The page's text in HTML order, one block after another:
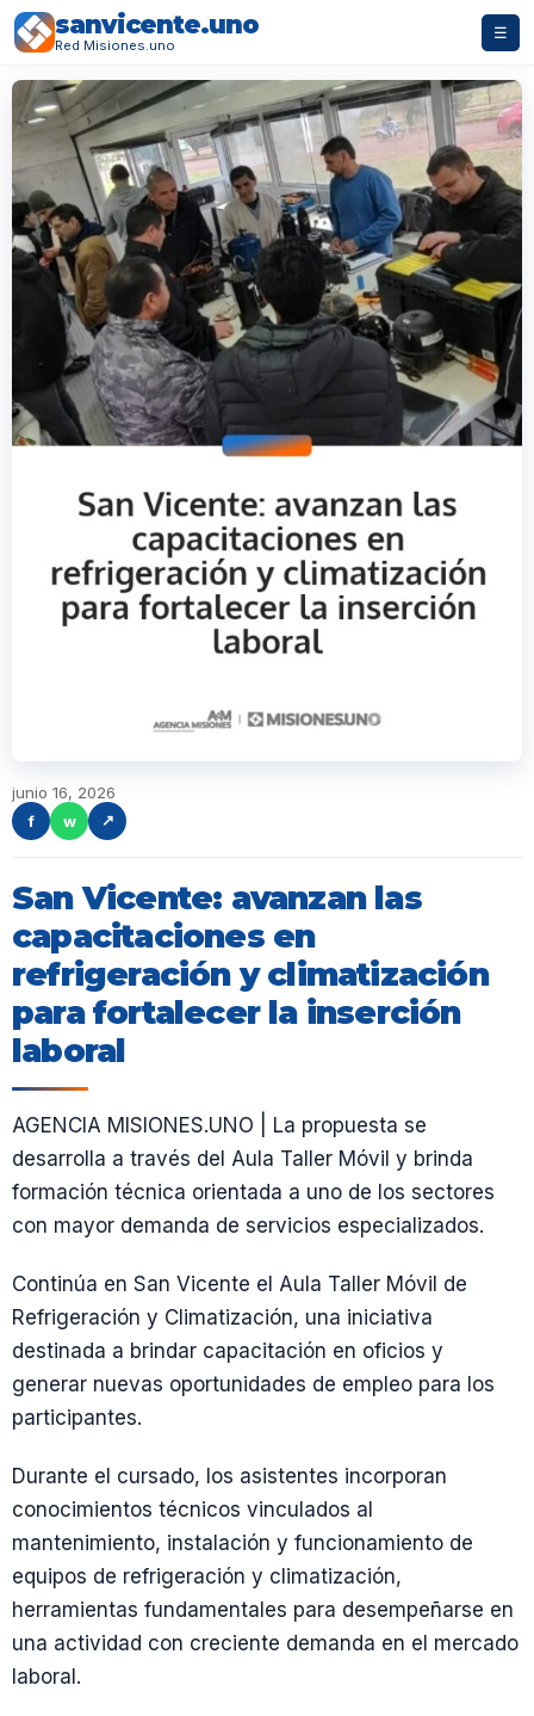
sanvicente.uno
Red Misiones.uno
☰
junio 16, 2026
f
w ↗
San Vicente: avanzan las
capacitaciones en
refrigeración y climatización
para fortalecer la inserción
laboral
AGENCIA MISIONES.UNO | La propuesta se
desarrolla a través del Aula Taller Móvil y brinda
formación técnica orientada a uno de los sectores
con mayor demanda de servicios especializados.
Continúa en San Vicente el Aula Taller Móvil de
Refrigeración y Climatización, una iniciativa
destinada a brindar capacitación en oficios y
generar nuevas oportunidades de empleo para los
participantes.
Durante el cursado, los asistentes incorporan
conocimientos técnicos vinculados al
mantenimiento, instalación y funcionamiento de
equipos de refrigeración y climatización,
herramientas fundamentales para desempeñarse en
una actividad con creciente demanda en el mercado
laboral.